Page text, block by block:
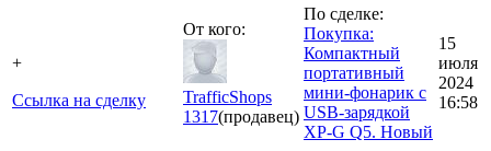
+
Ссылка на сделку
От кого:
TrafficShops
1317(продавец)
По сделке:
Покупка:
Компактный
портативный
мини-фонарик с
USB-зарядкой
XP-G Q5. Новый
15
июля
2024
16:58